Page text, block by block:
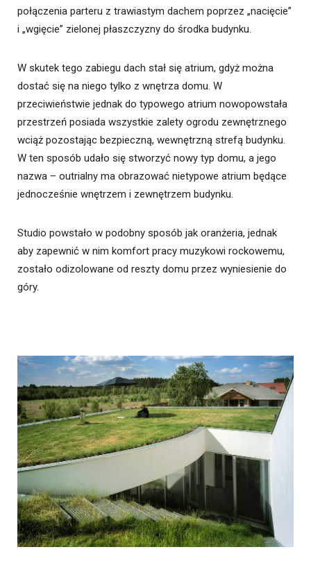
połączenia parteru z trawiastym dachem poprzez „nacięcie”
i „wgięcie” zielonej płaszczyzny do środka budynku.
W skutek tego zabiegu dach stał się atrium, gdyż można
dostać się na niego tylko z wnętrza domu. W
przeciwieństwie jednak do typowego atrium nowopowstała
przestrzeń posiada wszystkie zalety ogrodu zewnętrznego
wciąż pozostając bezpieczną, wewnętrzną strefą budynku.
W ten sposób udało się stworzyć nowy typ domu, a jego
nazwa – outrialny ma obrazować nietypowe atrium będące
jednocześnie wnętrzem i zewnętrzem budynku.
Studio powstało w podobny sposób jak oranżeria, jednak
aby zapewnić w nim komfort pracy muzykowi rockowemu,
zostało odizolowane od reszty domu przez wyniesienie do
góry.